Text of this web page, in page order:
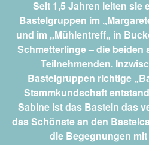
Seit 1,5 Jahren leiten sie
Bastelgruppen im „
und im „Mühlentreff„ in
Schmetterlinge – die beiden
Teilnehmenden.
Bastelgruppen richtige „
Stammkundschaft
Sabine ist das Basteln das
das Schönste an den
die Begegnungen